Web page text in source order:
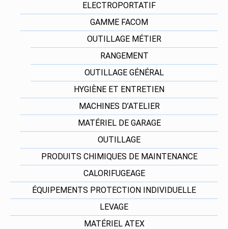
ELECTROPORTATIF
GAMME FACOM
OUTILLAGE MÉTIER
RANGEMENT
OUTILLAGE GÉNÉRAL
HYGIÈNE ET ENTRETIEN
MACHINES D’ATELIER
MATÉRIEL DE GARAGE
OUTILLAGE
PRODUITS CHIMIQUES DE MAINTENANCE
CALORIFUGEAGE
ÉQUIPEMENTS PROTECTION INDIVIDUELLE
LEVAGE
MATÉRIEL ATEX